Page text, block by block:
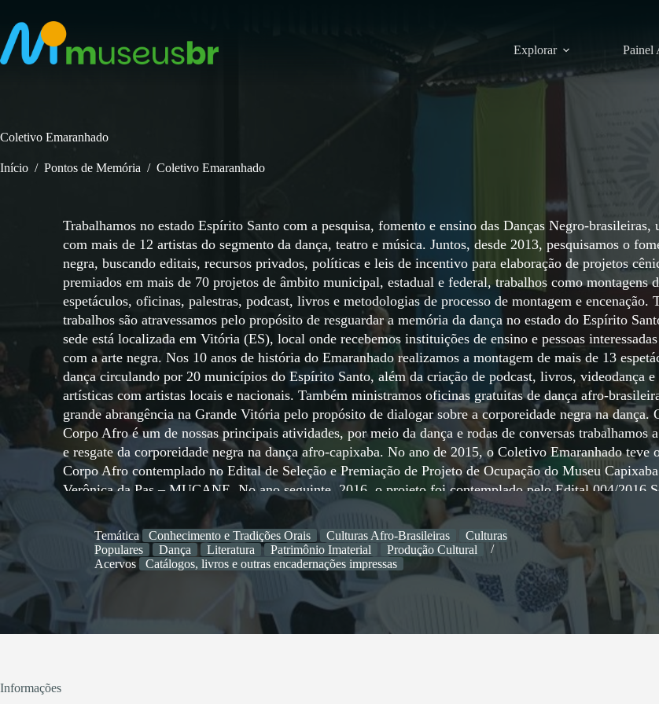
para
conteúdo
Explorar Painel
Coletivo Emaranhado
Início / Pontos de Memória / Coletivo Emaranhado
Trabalhamos no estado Espírito Santo com a pesquisa, fomento e ensino das Danças Negro-brasileiras,
com mais de 12 artistas do segmento da dança, teatro e música. Juntos, desde 2013, pesquisamos o
negra, buscando editais, recursos privados, políticas e leis de incentivo para elaboração de projetos
premiados em mais de 70 projetos de âmbito municipal, estadual e federal, trabalhos como montagens
espetáculos, oficinas, palestras, podcast, livros e metodologias de processo de montagem e encenação.
trabalhos são atravessamos pelo propósito de resguardar a memória da dança no estado do Espírito
sede está localizada em Vitória (ES), local onde recebemos instituições de ensino e pessoas
com a arte negra. Nos 10 anos de história do Emaranhado realizamos a montagem de mais de 13
dança circulando por 20 municípios do Espírito Santo, além da criação de podcast, livros, videodança e
artísticas com artistas locais e nacionais. Também ministramos oficinas gratuitas de dança afro-
grande abrangência na Grande Vitória pelo propósito de dialogar sobre a corporeidade negra na dança.
Corpo Afro é um de nossas principais atividades, por meio da dança e rodas de conversas trabalhamos
e resgate da corporeidade negra na dança afro-capixaba. No ano de 2015, o Coletivo Emaranhado teve
Corpo Afro contemplado no Edital de Seleção e Premiação de Projeto de Ocupação do Museu
Verônica da Pas – MUCANE. No ano seguinte, 2016, o projeto foi contemplado pelo Edital 004/2016
Projetos Culturais e Concessão de Prêmio para Coletivos Artísticos Juvenis no Estado do Espírito
realizamos nossa 2ª Edição do Corpo Afro. Em 2017 recebemos mais dois prêmios, o Edital 005/2017
Projeto de Ocupação do Museu Capixaba do Negro “Verônica da Pas” ? MUCANE, ano 2017/2018, e a
condecoração de Cultura Popular do Brasil, sendo o único projeto de Vitória contemplado na 5ª edição
Culturas Populares ? Leandro Gomes de Barros do Ministério da Cultura (MinC), por meio da Secretaria
Cidadania e da Diversidade Cultural (SCDC). No ano de 2018 fomos aprovados no Edital nº 001/2018 ?
Concessão de Apoio Cultural-Financeiro para Custeio de Despesas com Locomoção de Artistas,
Temática Conhecimento e Tradições Orais Culturas Afro-Brasileiras
Culturas
Populares
Dança Literatura Patrimônio Imaterial
Produção Cultural
Acervos
Catálogos, livros e outras encadernações impressas
Informações